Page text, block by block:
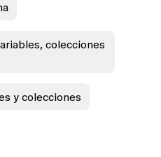
colecciones
y colecciones